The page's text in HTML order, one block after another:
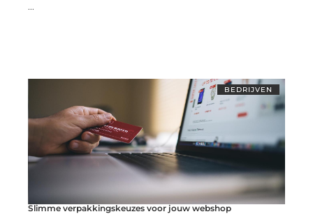
...
BEDRIJVEN
Slimme verpakkingskeuzes voor jouw webshop